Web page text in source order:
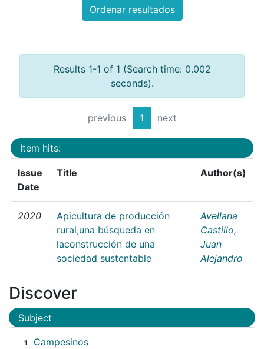
Ordenar resultados
Results 1-1 of 1 (Search time: 0.002
seconds).
previous 1 next
Item hits:
Issue
Date
Title Author(s)
2020
Apicultura de producción
rural;una búsqueda en
laconstrucción de una
sociedad sustentable
Avellana
Castillo,
Juan
Alejandro
Discover
Subject
1 Campesinos